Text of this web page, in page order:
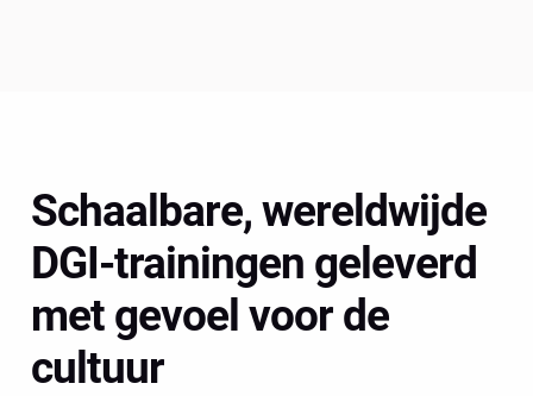
Schaalbare, wereldwijde
DGI-trainingen geleverd
met gevoel voor de
cultuur